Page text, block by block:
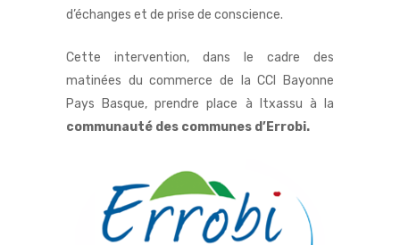
d’échanges et de prise de conscience.
Cette intervention, dans le cadre des
matinées du commerce de la CCI Bayonne
Pays Basque, prendre place à Itxassu à la
communauté des communes d’Errobi.